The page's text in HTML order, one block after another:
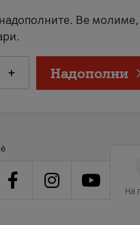
надополните. Ве молиме,
+ Надополни
На